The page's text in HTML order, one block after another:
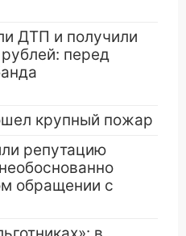
ДТП и получили
перед
крупный пожар
репутацию
обращении с